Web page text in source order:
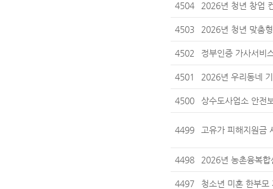
4504 2026년 청년 창업
4503 2026년 청년 맞춤
4502 정부인증 가사서비
4501 2026년 우리동네
4500 상수도사업소 안전
4499 고유가 피해지원
4498 2026년 농촌융복
4497 청소년 미혼 한부모